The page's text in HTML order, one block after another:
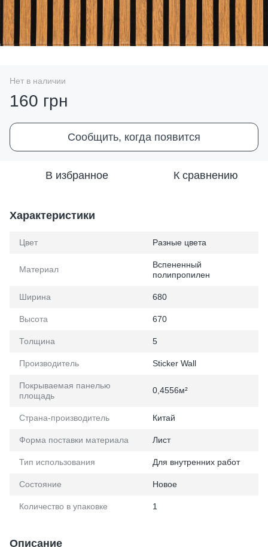
Нет в наличии
160 грн
Сообщить, когда появится
В избранное К сравнению
Характеристики
Цвет Разные цвета
Материал
Вспененный
полипропилен
Ширина 680
Высота 670
Толщина 5
Производитель Sticker Wall
Покрываемая панелью
площадь
0,4556м²
Страна-производитель Китай
Форма поставки материала Лист
Тип использования Для внутренних работ
Состояние Новое
Количество в упаковке 1
Описание